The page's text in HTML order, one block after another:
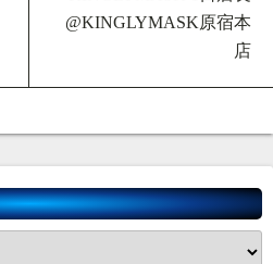
@KINGLYMASK原宿本
店